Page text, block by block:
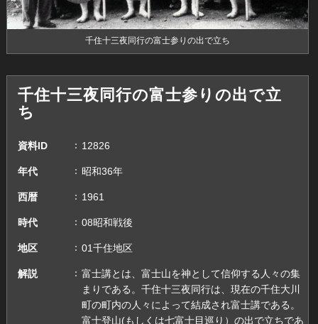
千住十三夜同行の富士参りの出で立ち
千住十三夜同行の富士参りの出で立
ち
資料ID 12826
年代 昭和36年
西暦 1961
時代 08昭和戦後
地区 01千住地区
解説
富士講とは、富士山を神として信仰する人々の集
まりである。千住十三夜同行は、現在の千住大川
町の町内の人々によって結成され富士講である。
富士登山(もしくは七富士目巡り）の出で立ちであ